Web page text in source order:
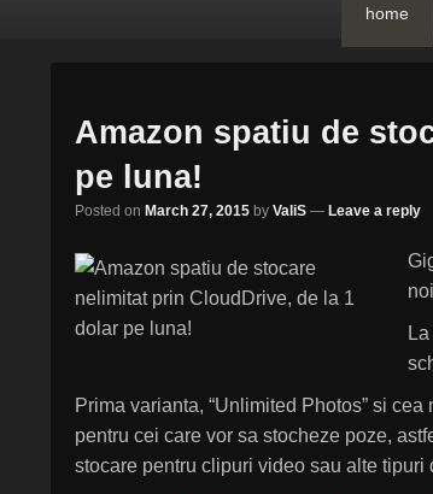
home
Amazon spatiu de
pe luna!
Posted on March 27, 2015 by ValiS — Leave a reply
Prima varianta, “Unlimited Photos” si
pentru cei care vor sa stocheze poze,
stocare pentru clipuri video sau alte tipuri